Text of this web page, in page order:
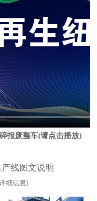
报废整车(请点击播放)
线图文说明
细信息)